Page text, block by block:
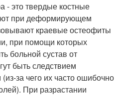
- это твердые костные
при деформирующем
краевые остеофиты
при помощи которых
больной сустав от
быть следствием
за чего их часто ошибочно
При разрастании